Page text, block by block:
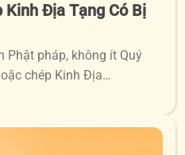
Kinh Địa Tạng Có Bị
Phật pháp, không ít Quý
chép Kinh Địa…